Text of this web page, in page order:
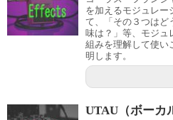
を加えるモジュレー
て、「その３つはど
味は？」等、モジュ
組みを理解して使い
明します。
UTAU（ボーカ